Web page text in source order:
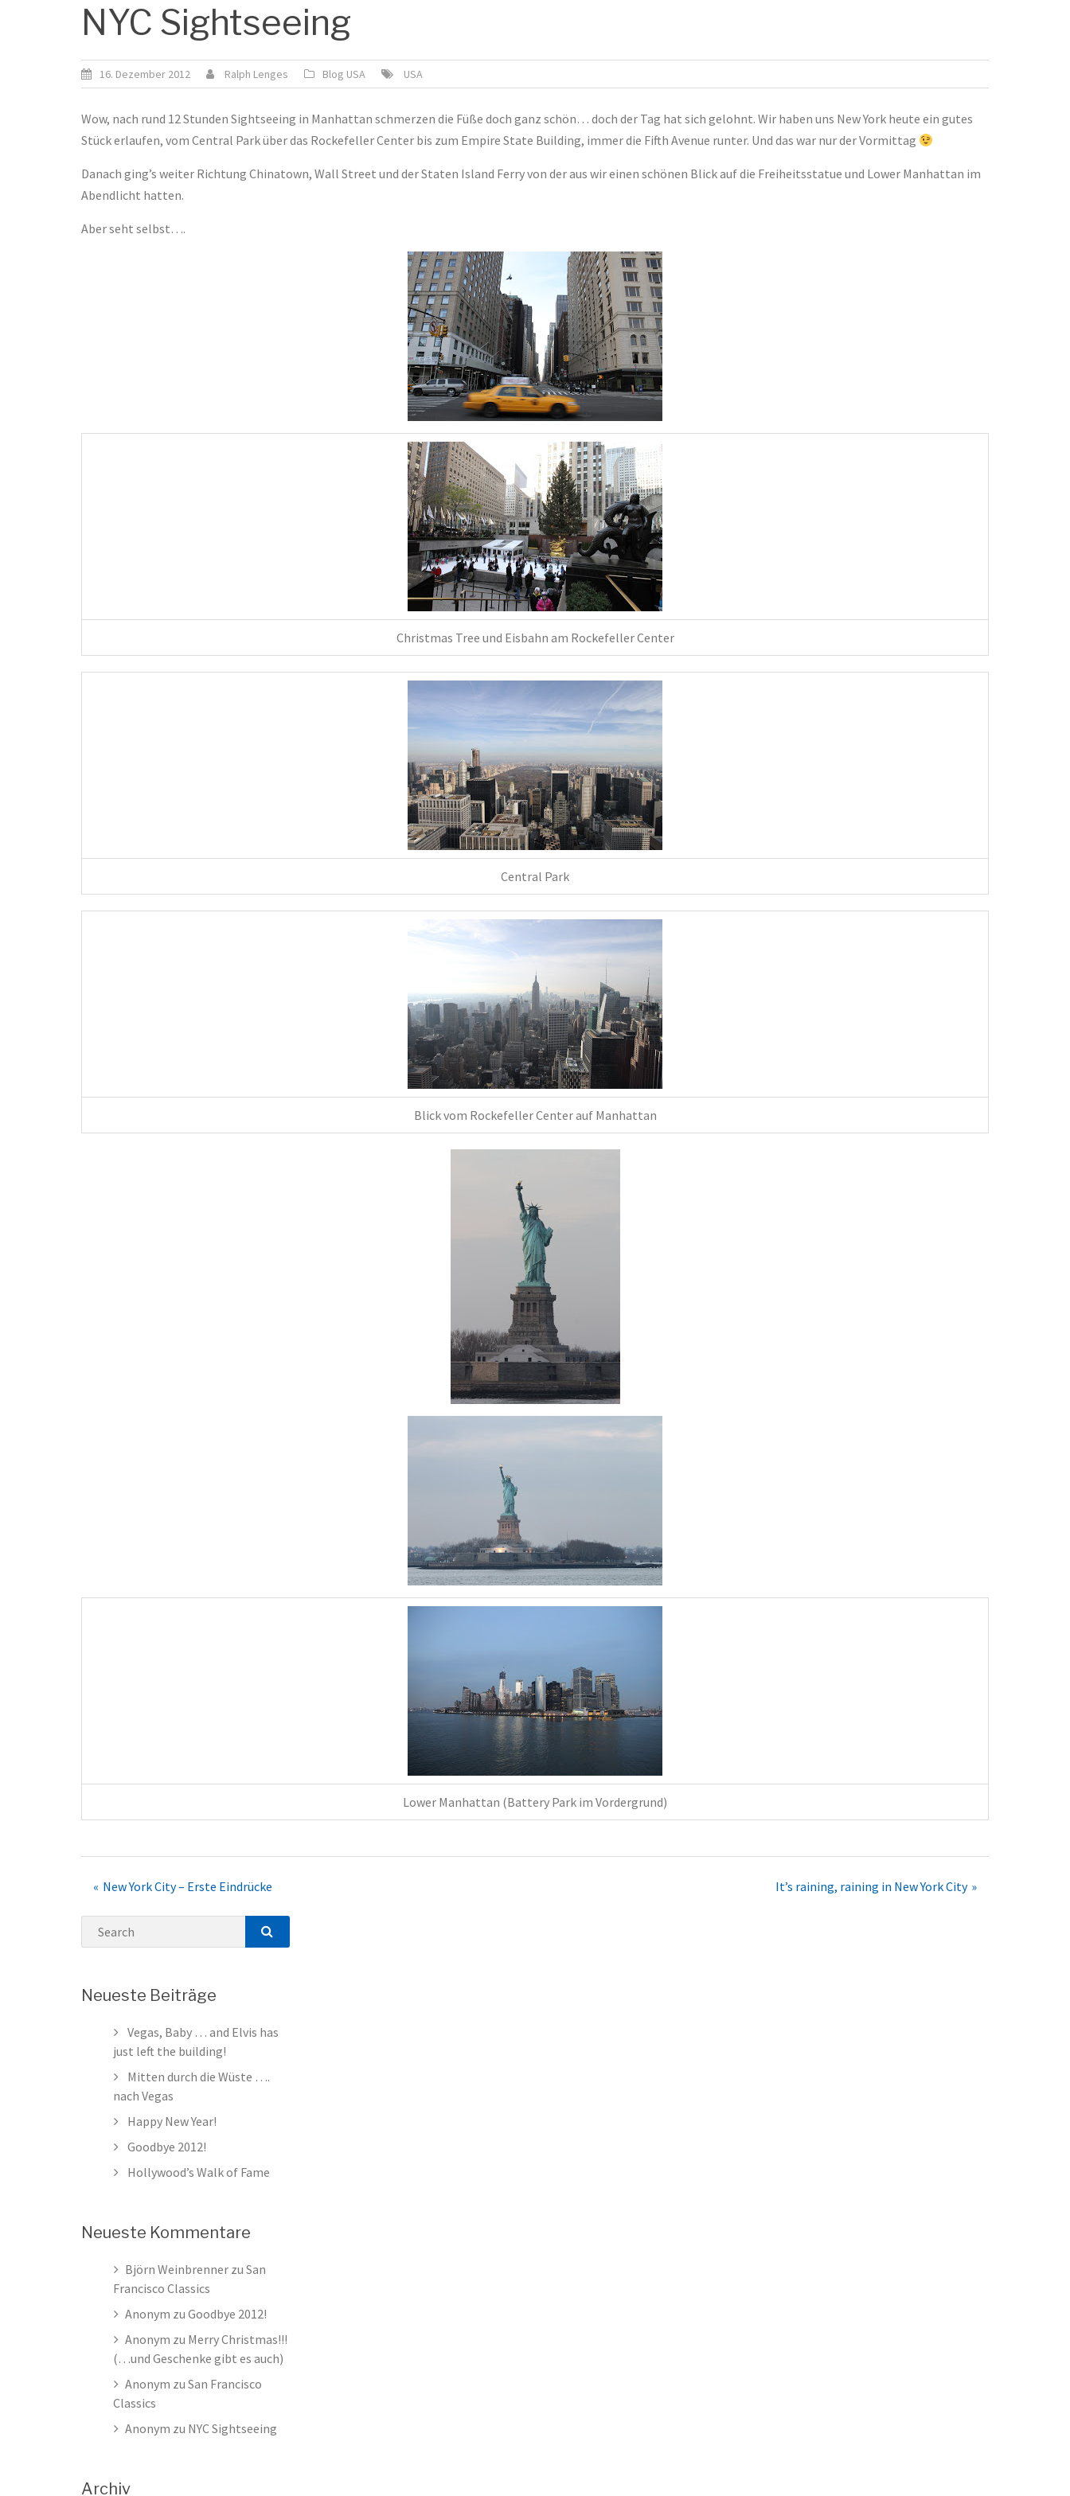
NYC Sightseeing
16. Dezember 2012 Ralph Lenges Blog USA USA
Wow, nach rund 12 Stunden Sightseeing in Manhattan schmerzen die Füße doch ganz schön… doch der Tag hat sich gelohnt. Wir haben uns New York heute ein gutes
Stück erlaufen, vom Central Park über das Rockefeller Center bis zum Empire State Building, immer die Fifth Avenue runter. Und das war nur der Vormittag
Danach ging’s weiter Richtung Chinatown, Wall Street und der Staten Island Ferry von der aus wir einen schönen Blick auf die Freiheitsstatue und Lower Manhattan im
Abendlicht hatten.
Aber seht selbst….
Christmas Tree und Eisbahn am Rockefeller Center
Central Park
Blick vom Rockefeller Center auf Manhattan
Lower Manhattan (Battery Park im Vordergrund)
Post
navigation
New York City – Erste Eindrücke It’s raining, raining in New York City
Search
SEARCH
Neueste Beiträge
Vegas, Baby … and Elvis has
just left the building!
Mitten durch die Wüste ….
nach Vegas
Happy New Year!
Goodbye 2012!
Hollywood’s Walk of Fame
Neueste Kommentare
Björn Weinbrenner zu San
Francisco Classics
Anonym zu Goodbye 2012!
Anonym zu Merry Christmas!!!
(…und Geschenke gibt es auch)
Anonym zu San Francisco
Classics
Anonym zu NYC Sightseeing
Archiv